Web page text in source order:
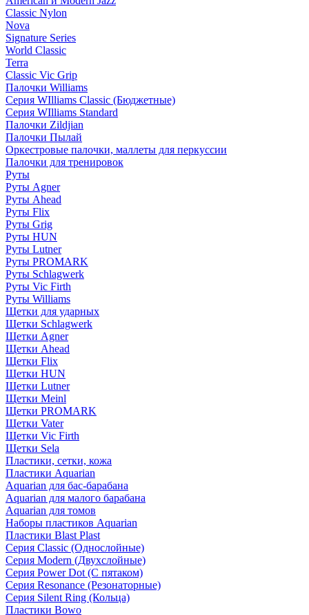
Classic Nylon
Nova
Signature Series
World Classic
Terra
Classic Vic Grip
Палочки Williams
Серия WIlliams Classic (Бюджетные)
Серия WIlliams Standard
Палочки Zildjian
Палочки Пылай
Оркестровые палочки, маллеты для перкуссии
Палочки для тренировок
Руты
Руты Agner
Руты Ahead
Руты Flix
Руты Grig
Руты HUN
Руты Lutner
Руты PROMARK
Руты Schlagwerk
Руты Vic Firth
Руты Williams
Щетки для ударных
Щетки Schlagwerk
Щетки Agner
Щетки Ahead
Щетки Flix
Щетки HUN
Щетки Lutner
Щетки Meinl
Щетки PROMARK
Щетки Vater
Щетки Vic Firth
Щетки Sela
Пластики, сетки, кожа
Пластики Aquarian
Aquarian для бас-барабана
Aquarian для малого барабана
Aquarian для томов
Наборы пластиков Aquarian
Пластики Blast Plast
Серия Classic (Однослойные)
Серия Modern (Двухслойные)
Серия Power Dot (С пятаком)
Серия Resonance (Резонаторные)
Серия Silent Ring (Кольца)
Пластики Bowo